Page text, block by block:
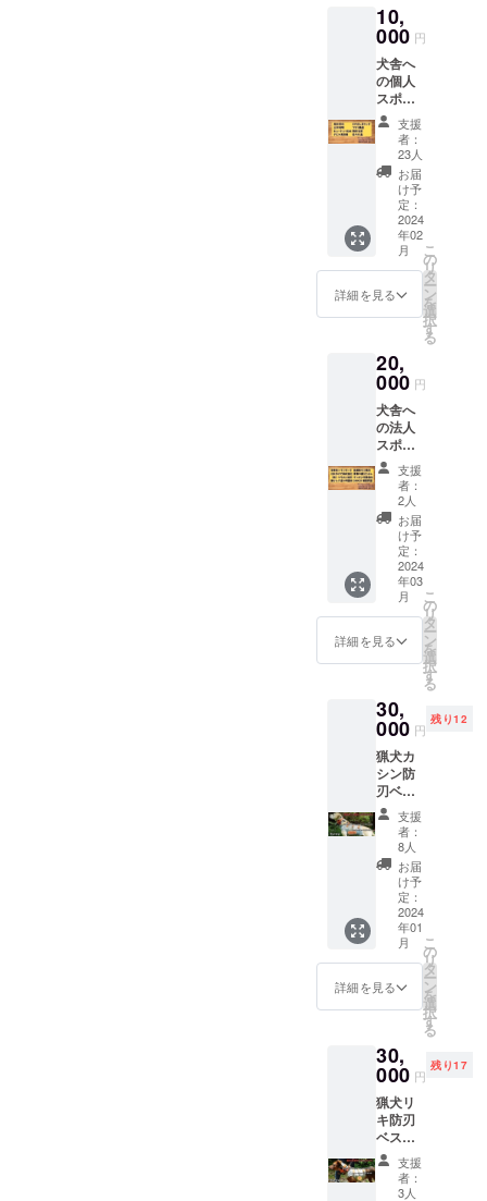
希望の
方はそ
れぞれ
お買い
求めく
ださ
い。 同
伴の小
学生以
下は無
料です
が、お
弁当は
ありま
せんの
で、別
にご準
いうと
獰猛と
いうイ
メージ
がある
かと思
います
が、そ
んな猟
犬は何
をする
か分か
らない
ので
リード
すこと
ができ
は誰に
でもフ
レンド
リーに
接する
ことが
できる
猟犬を
コンセ
プトに
訓練し
ていま
す。 実
際にガ
チンコ
シシと
やり
犬と直
に触れ
合うこ
とで 猟
犬に対
する今
までと
は違っ
いう方
にオス
スメで
す。 ※
非公開
画像付
き感謝
メール
をお送
り致し
ます。
10,
000 円
犬舎へ
の個人
スポン
サーと
してお
名前を
掲載し
ます。
※掲載期
間は最
低10年
以上、
犬舎を
取り壊
すま
で、も
災害で
破壊さ
れるま
で。 ※
設置後
をご紹
介した
り、
YouTub
eで配信
したり
します
ので、
備考欄
に掲載
したい
お名前
その
際、公
序良俗
に反す
るよう
な名称
はお控
えくだ
さい。
※目安の
文字の
大きさ
は一文
字1cm
以上で
すが、
枠に入
名称の
場合は
文字が
小さく
なる場
合があ
りま
す。
支援
者：
23人
お届
け予
定：
2024
年02
月
詳細を見る
こ
の
リ
タ
ー
ン
を
選
択
す
る
20,
000 円
犬舎へ
の法人
スポン
サーと
してお
名前を
掲載し
ます（※
文字の
みで
す）。
企業さ
ん、店
舗さ
ん、個
人事業
ん、イ
ンフル
エン
サーさ
ん
YouTub
eチャン
ネルさ
んはコ
チラで
広告と
して
使って
頂いて
も構い
ませ
ん。 ※
以上、
犬舎を
取り壊
すま
で、も
しくは
災害で
破壊さ
れるま
支援
者：
2人
お届
け予
定：
2024
年03
月
詳細を見る
こ
の
リ
タ
ー
ン
を
選
択
す
る
30,
000 円
残り12
猟犬カ
シン防
刃ベス
トスポ
ンサー
カシン
推しに
オスス
メ！ 防
刃ベス
トにオ
リジナ
ルの
ワッペ
ンをつ
けて応
ます。
ワッペ
ンの大
きさ
は、縦x
横合わ
せて
10cmで
す。
支援
者：
8人
お届
け予
定：
2024
年01
月
詳細を見る
こ
の
リ
タ
ー
ン
を
選
択
す
る
30,
000 円
残り17
猟犬リ
キ防刃
ベスト
スポン
サー リ
キ推し
支援
者：
3人